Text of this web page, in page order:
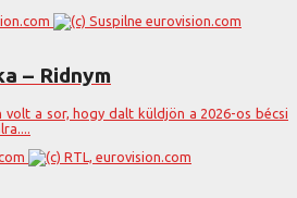
– Ridnym
volt a sor, hogy dalt küldjön a 2026-os bécsi